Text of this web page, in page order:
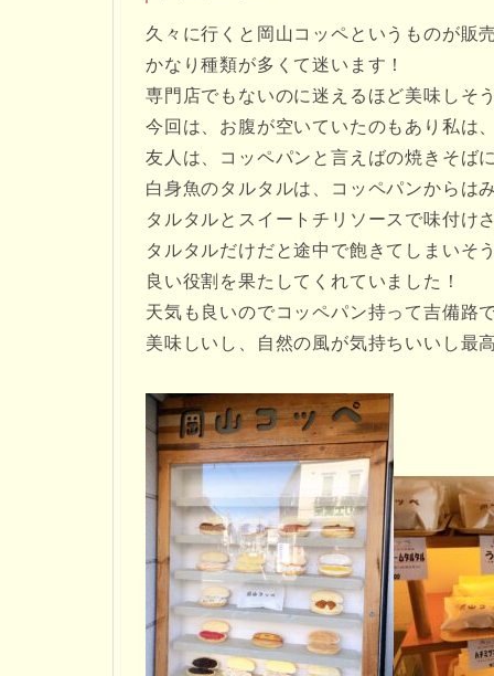
久々に行くと岡山コッペというものが販
かなり種類が多くて迷います！
専門店でもないのに迷えるほど美味しそ
今回は、お腹が空いていたのもあり私は
友人は、コッペパンと言えばの焼きそば
白身魚のタルタルは、コッペパンからは
タルタルとスイートチリソースで味付け
タルタルだけだと途中で飽きてしまいそ
良い役割を果たしてくれていました！
天気も良いのでコッペパン持って吉備路
美味しいし、自然の風が気持ちいいし最